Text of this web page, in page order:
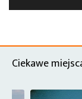
Ciekawe